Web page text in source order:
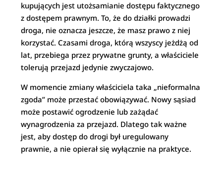
kupujących jest utożsamianie dostępu faktycznego
z dostępem prawnym. To, że do działki prowadzi
droga, nie oznacza jeszcze, że masz prawo z niej
korzystać. Czasami droga, którą wszyscy jeżdżą od
lat, przebiega przez prywatne grunty, a właściciele
tolerują przejazd jedynie zwyczajowo.
W momencie zmiany właściciela taka „nieformalna
zgoda” może przestać obowiązywać. Nowy sąsiad
może postawić ogrodzenie lub zażądać
wynagrodzenia za przejazd. Dlatego tak ważne
jest, aby dostęp do drogi był uregulowany
prawnie, a nie opierał się wyłącznie na praktyce.